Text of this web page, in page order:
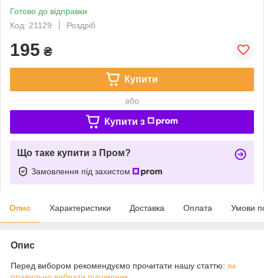
Готово до відправки
Код: 21129
Роздріб
195 ₴
Купити
або
Купити з
Що таке купити з Пром?
Замовлення під захистом
Опис Характеристики Доставка Оплата Умови
Опис
Перед вибором рекомендуємо прочитати нашу статтю: як